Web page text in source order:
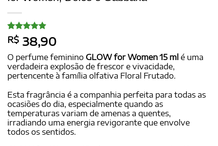
Avaliado
como5de
5, com
baseado em
20
avaliações
de clientes
R$ 38,90
O perfume feminino GLOW for Women 15 ml é uma
verdadeira explosão de frescor e vivacidade,
pertencente à família olfativa Floral Frutado.
Esta fragrância é a companhia perfeita para todas as
ocasiões do dia, especialmente quando as
temperaturas variam de amenas a quentes,
irradiando uma energia revigorante que envolve
todos os sentidos.